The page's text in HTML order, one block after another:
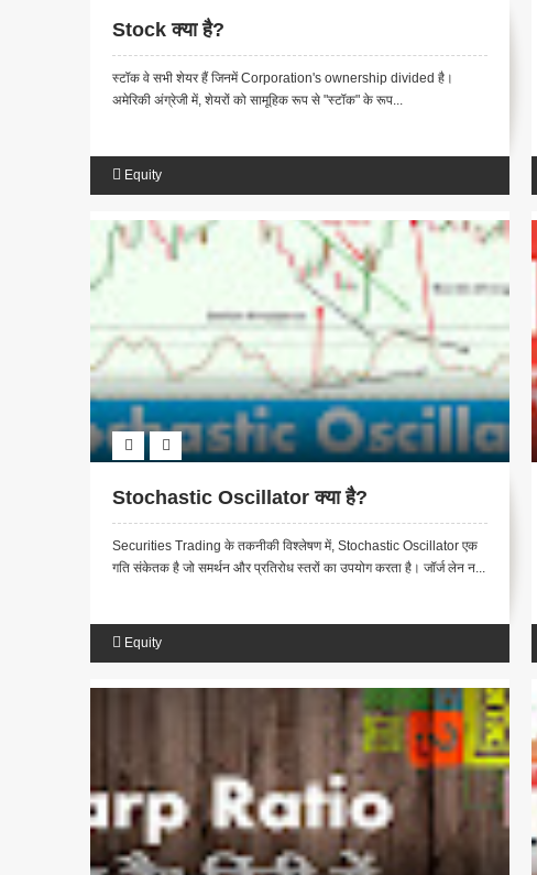
Stock क्या है?
स्टॉक वे सभी शेयर हैं जिनमें Corporation's ownership divided है।
अमेरिकी अंग्रेजी में, शेयरों को सामूहिक रूप से "स्टॉक" के रूप...
Equity
Stochastic Oscillator क्या है?
Securities Trading के तकनीकी विश्लेषण में, Stochastic Oscillator एक
गति संकेतक है जो समर्थन और प्रतिरोध स्तरों का उपयोग करता है। जॉर्ज लेन न...
Equity